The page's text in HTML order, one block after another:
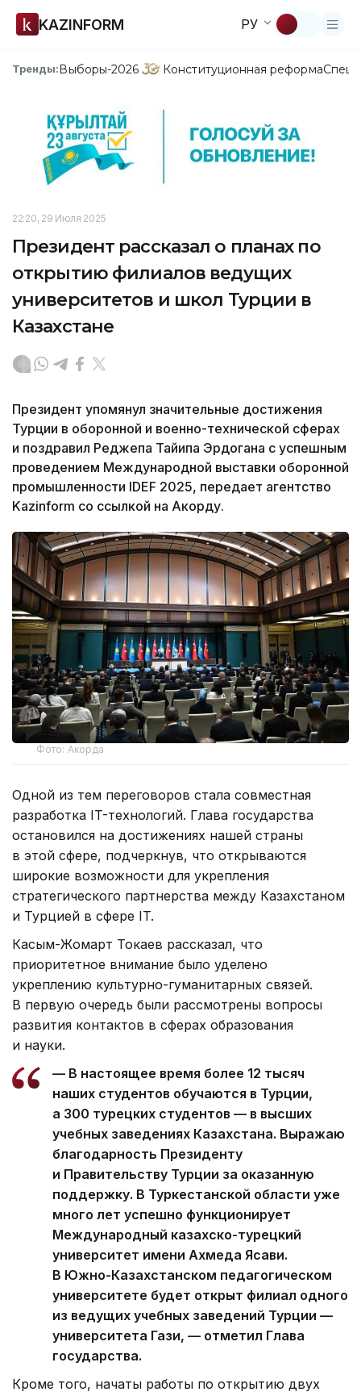
KAZINFORM РУ
Тренды:Выборы-2026 Конституционная реформа
22:20, 29 Июля 2025
Президент рассказал о планах по
открытию филиалов ведущих
университетов и школ Турции в
Казахстане
Президент упомянул значительные достижения
Турции в оборонной и военно-технической сферах
и поздравил Реджепа Тайипа Эрдогана с успешным
проведением Международной выставки оборонной
промышленности IDEF 2025, передает агентство
Kazinform со ссылкой на Акорду.
Фото: Акорда
Одной из тем переговоров стала совместная
разработка IT-технологий. Глава государства
остановился на достижениях нашей страны
в этой сфере, подчеркнув, что открываются
широкие возможности для укрепления
стратегического партнерства между Казахстаном
и Турцией в сфере IT.
Касым-Жомарт Токаев рассказал, что
приоритетное внимание было уделено
укреплению культурно-гуманитарных связей.
В первую очередь были рассмотрены вопросы
развития контактов в сферах образования
и науки.
— В настоящее время более 12 тысяч
наших студентов обучаются в Турции,
а 300 турецких студентов — в высших
учебных заведениях Казахстана. Выражаю
благодарность Президенту
и Правительству Турции за оказанную
поддержку. В Туркестанской области уже
много лет успешно функционирует
Международный казахско-турецкий
университет имени Ахмеда Ясави.
В Южно-Казахстанском педагогическом
университете будет открыт филиал одного
из ведущих учебных заведений Турции —
университета Гази, — отметил Глава
государства.
Кроме того, начаты работы по открытию двух